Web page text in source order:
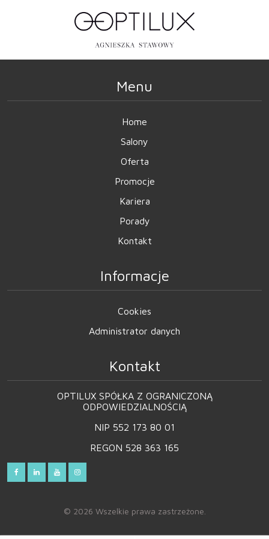
Menu
Home
Salony
Oferta
Promocje
Kariera
Porady
Kontakt
Informacje
Cookies
Administrator danych
Kontakt
OPTILUX SPÓŁKA Z OGRANICZONĄ
ODPOWIEDZIALNOŚCIĄ
NIP 552 173 80 01
REGON 528 363 165
© 2026 Wszelkie prawa zastrzeżone.